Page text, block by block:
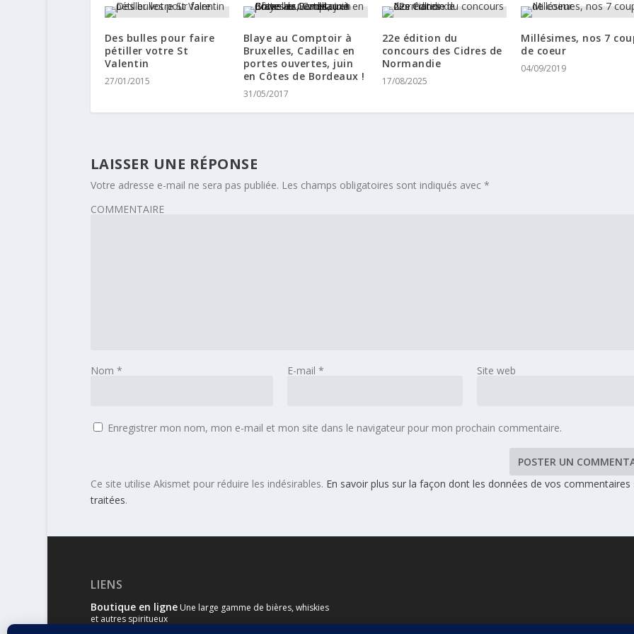
Des bulles pour faire
pétiller votre St
Valentin
27/01/2015
Blaye au Comptoir à
Bruxelles, Cadillac en
portes ouvertes, juin
en Côtes de Bordeaux !
31/05/2017
22e édition du
concours des Cidres de
Normandie
17/08/2025
Millésimes, nos 7
de coeur
04/09/2019
LAISSER UNE RÉPONSE
Votre adresse e-mail ne sera pas publiée. Les champs obligatoires sont indiqués avec *
COMMENTAIRE
Nom * E-mail * Site web
Enregistrer mon nom, mon e-mail et mon site dans le navigateur pour mon prochain commentaire.
Ce site utilise Akismet pour réduire les indésirables. En savoir plus sur la façon dont les données de vos commentaires
traitées.
LIENS
Boutique en ligneUne large gamme de bières, whiskies
et autres spiritueux